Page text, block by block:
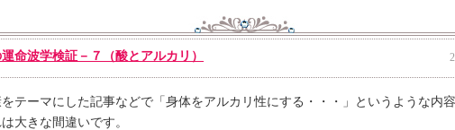
命波学検証－７（酸とアルカリ）
テーマにした記事などで「身体をアルカリ性にする・・・」というような内
大きな間違いです。